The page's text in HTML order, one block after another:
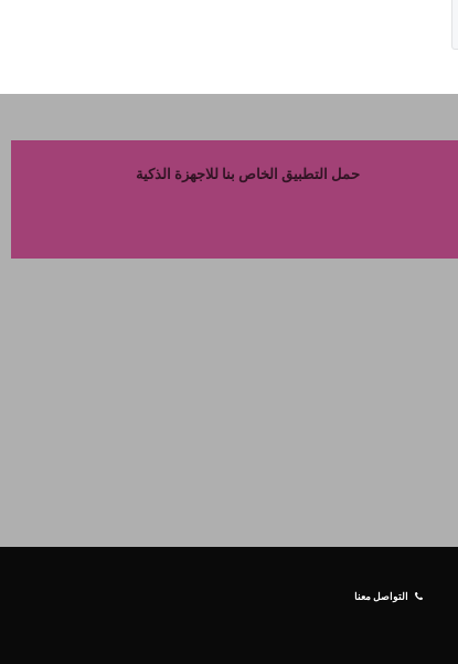
حمل التطبيق الخاص بنا للاجهزة الذكية
التواصل معنا